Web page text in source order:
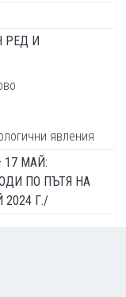
РЕД И
явления
17 МАЙ:
ПО ПЪТЯ НА
Г./